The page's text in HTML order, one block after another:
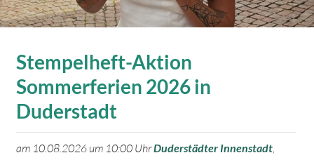
Stempelheft-Aktion
Sommerferien 2026 in
Duderstadt
am 10.08.2026 um 10:00 UhrDuderstädter Innenstadt,